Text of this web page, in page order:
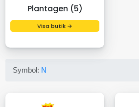
Plantagen (5)
Visa butik →
Symbol: N